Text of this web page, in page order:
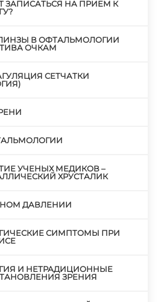
ЗАПИСАТЬСЯ НА ПРИЕМ К
В ОФТАЛЬМОЛОГИИ
ОЧКАМ
СЕТЧАТКИ
УЧЕНЫХ МЕДИКОВ –
ХРУСТАЛИК
ДАВЛЕНИИ
СИМПТОМЫ ПРИ
И НЕТРАДИЦИОННЫЕ
ЗРЕНИЯ